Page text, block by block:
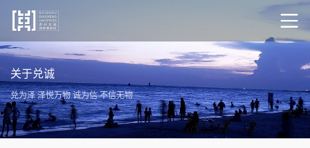
关于兑诚
兑为泽 泽悦万物 诚为信 不信无物